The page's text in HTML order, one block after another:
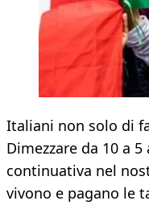
Italiani non solo di
Dimezzare da 10 a
continuativa nel
vivono e pagano le